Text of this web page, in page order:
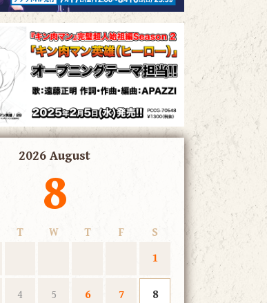
2026 August
8
T W T F
S
1
4 5 6 7 8